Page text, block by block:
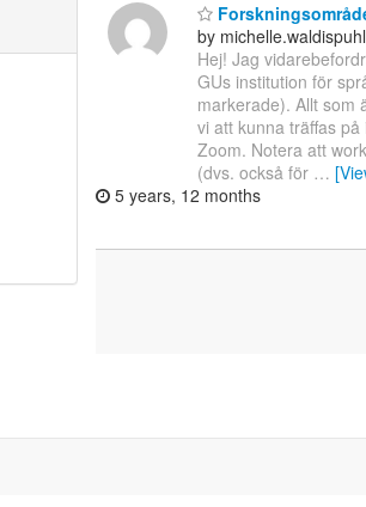
by
Hej! Jag
GUs institution för
markerade). Allt som
vi att kunna träffas
Zoom. Notera att
(dvs. också för …
5 years, 12 months